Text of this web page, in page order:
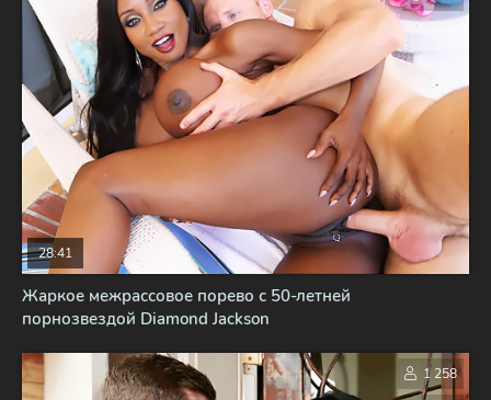
Жаркое межрассовое порево с 50-летней
порнозвездой Diamond Jackson
28:41
1 258